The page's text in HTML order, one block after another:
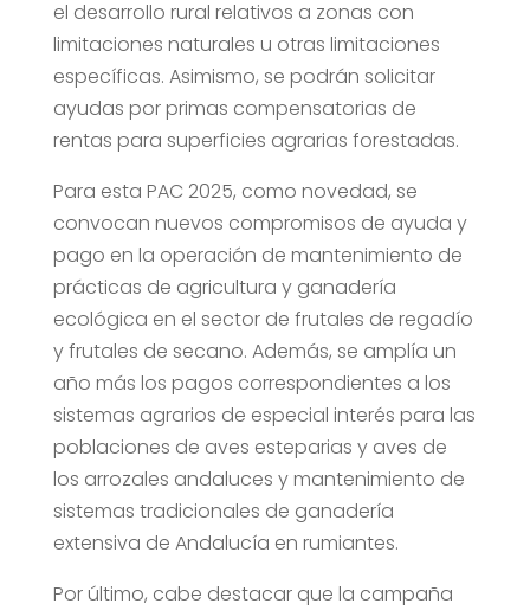
el desarrollo rural relativos a zonas con
limitaciones naturales u otras limitaciones
específicas. Asimismo, se podrán solicitar
ayudas por primas compensatorias de
rentas para superficies agrarias forestadas.
Para esta PAC 2025, como novedad, se
convocan nuevos compromisos de ayuda y
pago en la operación de mantenimiento de
prácticas de agricultura y ganadería
ecológica en el sector de frutales de regadío
y frutales de secano. Además, se amplía un
año más los pagos correspondientes a los
sistemas agrarios de especial interés para las
poblaciones de aves esteparias y aves de
los arrozales andaluces y mantenimiento de
sistemas tradicionales de ganadería
extensiva de Andalucía en rumiantes.
Por último, cabe destacar que la campaña